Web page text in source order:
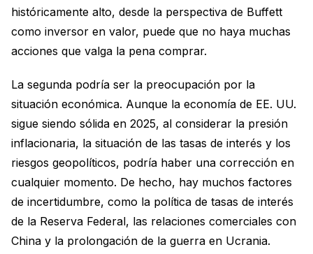
históricamente alto, desde la perspectiva de Buffett
como inversor en valor, puede que no haya muchas
acciones que valga la pena comprar.
La segunda podría ser la preocupación por la
situación económica. Aunque la economía de EE. UU.
sigue siendo sólida en 2025, al considerar la presión
inflacionaria, la situación de las tasas de interés y los
riesgos geopolíticos, podría haber una corrección en
cualquier momento. De hecho, hay muchos factores
de incertidumbre, como la política de tasas de interés
de la Reserva Federal, las relaciones comerciales con
China y la prolongación de la guerra en Ucrania.